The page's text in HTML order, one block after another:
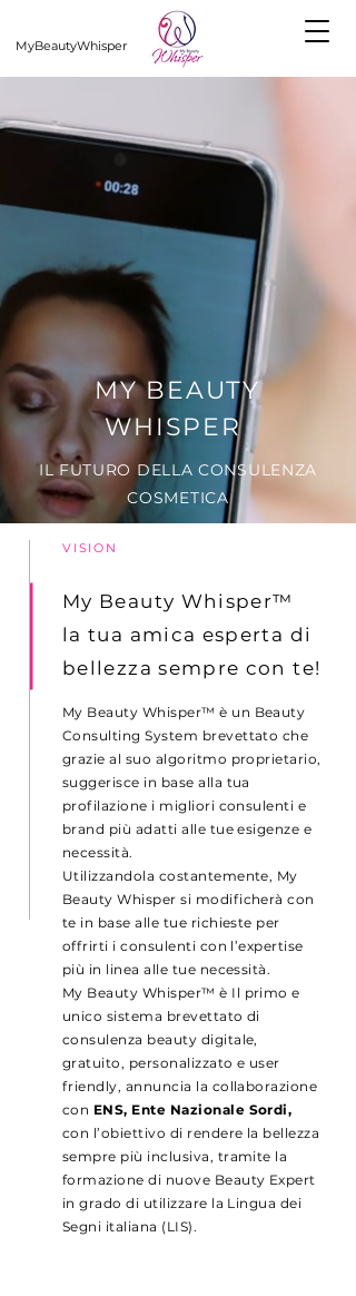
MyBeautyWhisper
MY BEAUTY
WHISPER
IL FUTURO DELLA CONSULENZA
COSMETICA
VISION
My Beauty Whisper™
la tua amica esperta di
bellezza sempre con te!
My Beauty Whisper™ è un Beauty
Consulting System brevettato che
grazie al suo algoritmo proprietario,
suggerisce in base alla tua
profilazione i migliori consulenti e
brand più adatti alle tue esigenze e
necessità.
Utilizzandola costantemente, My
Beauty Whisper si modificherà con
te in base alle tue richieste per
offrirti i consulenti con l’expertise
più in linea alle tue necessità.
My Beauty Whisper™ è Il primo e
unico sistema brevettato di
consulenza beauty digitale,
gratuito, personalizzato e user
friendly, annuncia la collaborazione
con ENS, Ente Nazionale Sordi,
con l’obiettivo di rendere la bellezza
sempre più inclusiva, tramite la
formazione di nuove Beauty Expert
in grado di utilizzare la Lingua dei
Segni italiana (LIS).